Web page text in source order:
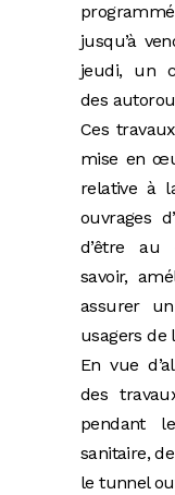
jusqu’à
jeudi, un
des
Ces
mise en
relative à
ouvrages
d’être au
savoir,
assurer
usagers de
En vue
des
pendant
sanitaire,
le tunnel